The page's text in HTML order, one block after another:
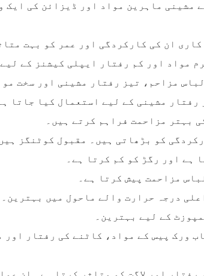
مشینی ماہرین مواد اور ڈیزائن کی ایک
ان کی کارکردگی اور عمر کو بہت
مواد اور کم رفتار ایپلی کیشنز کے لیے
مشینی کے لیے استعمال کیا جاتا
بہتر مزاحمت فراہم کرتے ہیں۔
کو بڑھاتی ہیں۔ مقبول کوٹنگز
ہے اور رگڑ کو کم کرتا ہے۔
درجہ حرارت والے ماحول میں بہترین۔
کے لیے بہترین۔
ورک پیس کے مواد، کاٹنے کی رفتار اور
اور لاگت کو متاثر کرتا ہے۔ ان